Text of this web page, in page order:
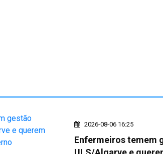
2026-08-06 16:25
Enfermeiros temem